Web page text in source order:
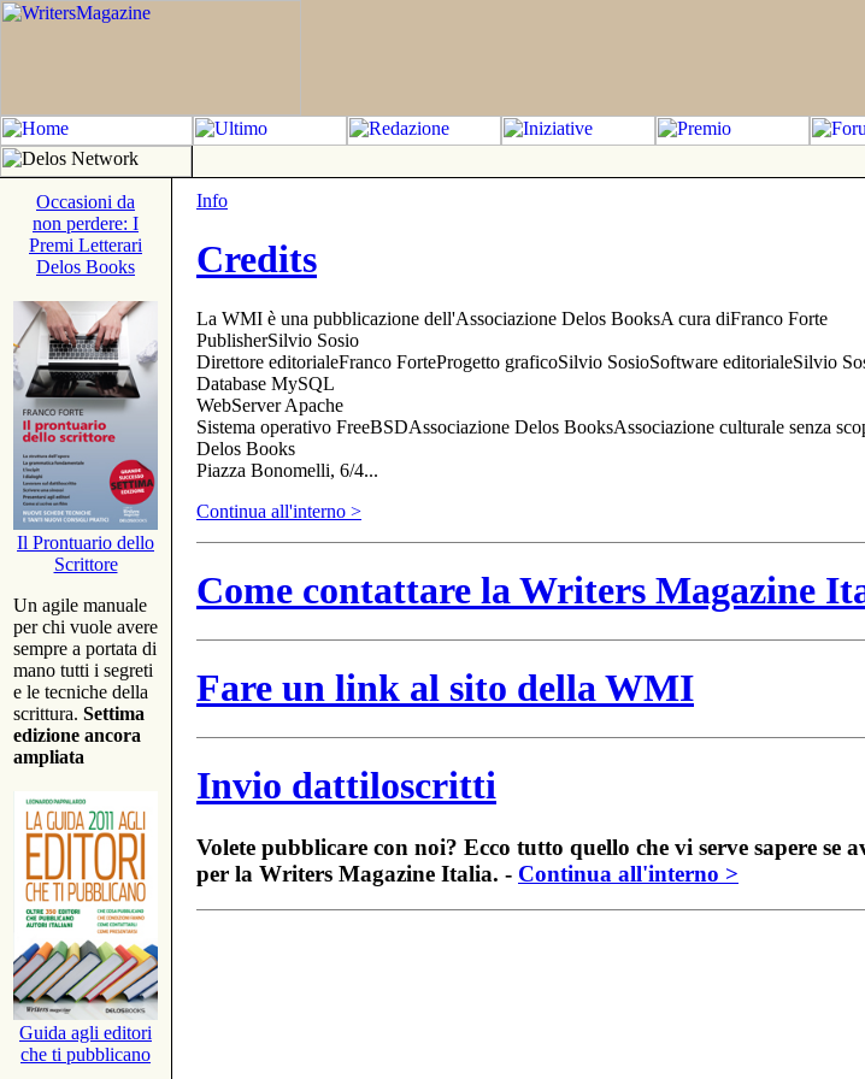
Occasioni da
non perdere: I
Premi Letterari
Delos Books
Il Prontuario dello
Scrittore
Un agile manuale
per chi vuole avere
sempre a portata di
mano tutti i segreti
e le tecniche della
scrittura. Settima
edizione ancora
ampliata
Guida agli editori
che ti pubblicano
Info
Credits
La WMI è una pubblicazione dell'Associazione Delos BooksA cura diFranco Forte
PublisherSilvio Sosio
Direttore editorialeFranco ForteProgetto graficoSilvio SosioSoftware editorialeSilvio
Database MySQL
WebServer Apache
Sistema operativo FreeBSDAssociazione Delos BooksAssociazione culturale senza
Delos Books
Piazza Bonomelli, 6/4...
Continua all'interno >
Come contattare la Writers Magazine
Fare un link al sito della WMI
Invio dattiloscritti
Volete pubblicare con noi? Ecco tutto quello che vi serve sapere se
per la Writers Magazine Italia. - Continua all'interno >